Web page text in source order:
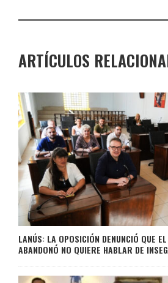
ARTÍCULOS
LANÚS: LA OPOSICIÓN DENUNCIÓ QUE
ABANDONÓ NO QUIERE HABLAR DE